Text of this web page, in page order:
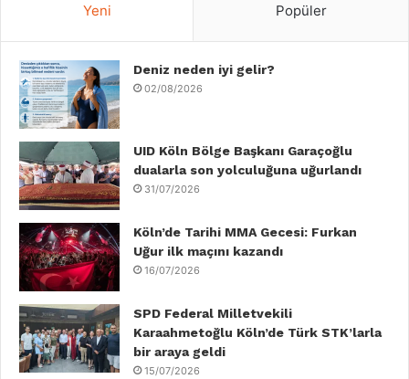
b
o
o
k
t
r
e
I
n
u
e
r
Yeni Popüler
Deniz neden iyi gelir?
02/08/2026
UID Köln Bölge Başkanı Garaçoğlu
dualarla son yolculuğuna uğurlandı
31/07/2026
Köln’de Tarihi MMA Gecesi: Furkan
Uğur ilk maçını kazandı
16/07/2026
SPD Federal Milletvekili
Karaahmetoğlu Köln’de Türk STK’larla
bir araya geldi
15/07/2026